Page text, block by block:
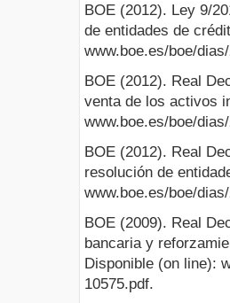
BOE (2012). Ley 9/
de entidades de
www.boe.es/boe/
BOE (2012). Real
venta de los activos
www.boe.es/boe/
BOE (2012). Real
resolución de
www.boe.es/boe/
BOE (2009). Real
bancaria y
Disponible (on line):
10575.pdf.